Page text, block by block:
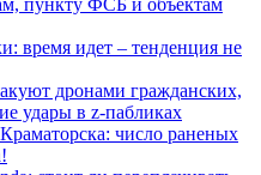
время идет – тенденция не
дронами гражданских,
удары в z-пабликах
число раненых